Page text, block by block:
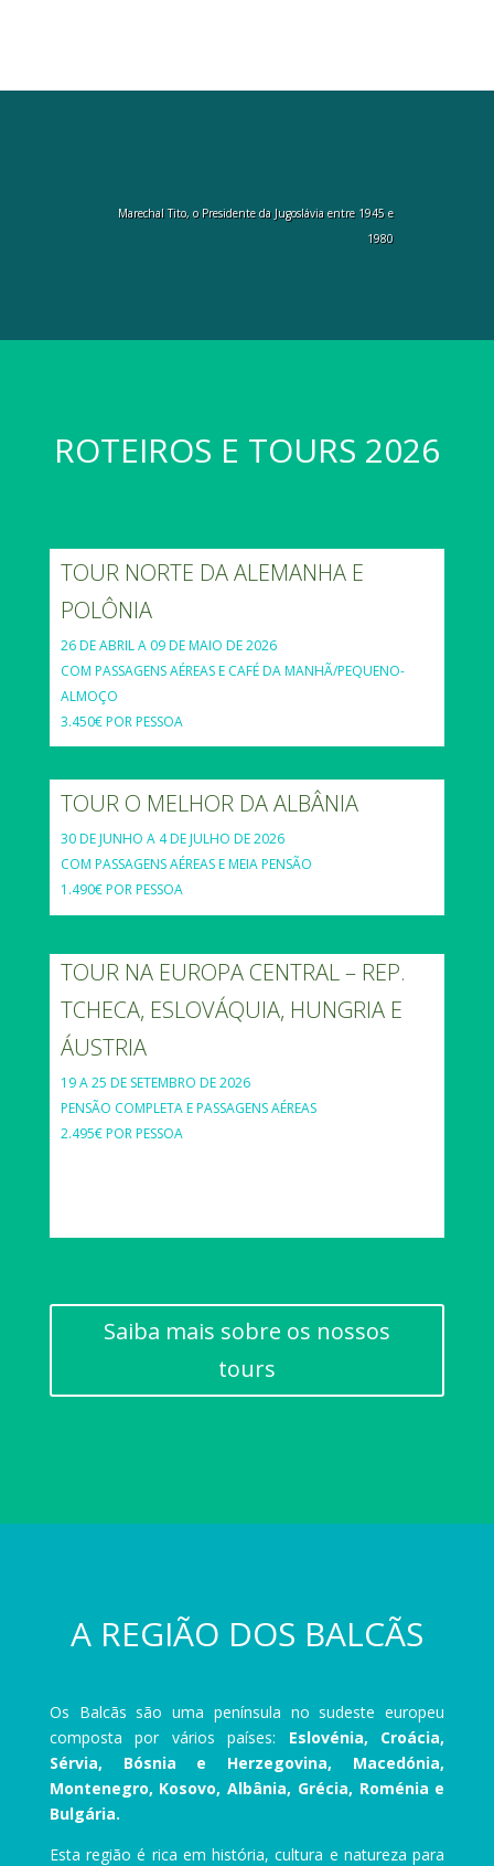
Marechal Tito, o Presidente da Jugoslávia entre 1945 e
1980
ROTEIROS E TOURS 2026
TOUR NORTE DA ALEMANHA E
POLÔNIA
26 DE ABRIL A 09 DE MAIO DE 2026
COM PASSAGENS AÉREAS E CAFÉ DA MANHÃ/PEQUENO-
ALMOÇO
3.450€ POR PESSOA
TOUR O MELHOR DA ALBÂNIA
30 DE JUNHO A 4 DE JULHO DE 2026
COM PASSAGENS AÉREAS E MEIA PENSÃO
1.490€ POR PESSOA
TOUR NA EUROPA CENTRAL – REP.
TCHECA, ESLOVÁQUIA, HUNGRIA E
ÁUSTRIA
19 A 25 DE SETEMBRO DE 2026
PENSÃO COMPLETA E PASSAGENS AÉREAS
2.495€ POR PESSOA
Saiba mais sobre os nossos
tours
A REGIÃO DOS BALCÃS
Os Balcãs são uma península no sudeste europeu
composta por vários países: Eslovénia, Croácia,
Sérvia, Bósnia e Herzegovina, Macedónia,
Montenegro, Kosovo, Albânia, Grécia, Roménia e
Bulgária.
Esta região é rica em história, cultura e natureza para